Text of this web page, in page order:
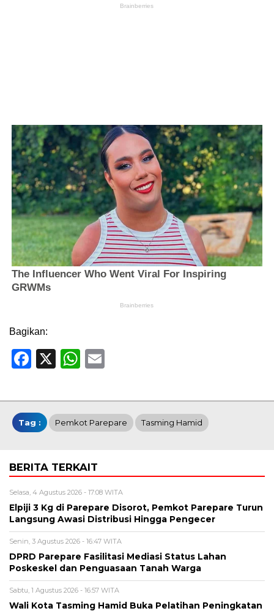
Bagikan:
Facebook
X WhatsApp
Tag : Pemkot Parepare Tasming Hamid
BERITA TERKAIT
Selasa, 4 Agustus 2026 - 17:08 WITA
Elpiji 3 Kg di Parepare Disorot, Pemkot Parepare Turun
Langsung Awasi Distribusi Hingga Pengecer
Senin, 3 Agustus 2026 - 16:47 WITA
DPRD Parepare Fasilitasi Mediasi Status Lahan
Poskeskel dan Penguasaan Tanah Warga
Sabtu, 1 Agustus 2026 - 16:57 WITA
Wali Kota Tasming Hamid Buka Pelatihan Peningkatan